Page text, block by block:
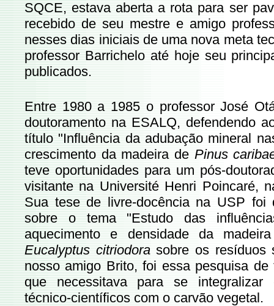
SQCE, estava aberta a rota para ser
recebido de seu mestre e amigo
nesses dias iniciais de uma nova meta
professor Barrichelo até hoje seu
publicados.
Entre 1980 a 1985 o professor José
doutoramento na ESALQ, defendendo
título "Influência da adubação mineral
crescimento da madeira dePinus
teve oportunidades para um pós-
visitante na Université Henri Poincaré,
Sua tese de livre-docência na USP foi
sobre o tema "Estudo das
aquecimento e densidade da
Eucalyptus citriodorasobre os resíduos
nosso amigo Brito, foi essa pesquisa
que necessitava para se integralizar
técnico-científicos com o carvão vegetal.